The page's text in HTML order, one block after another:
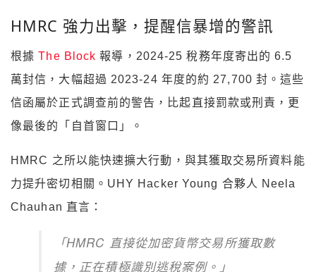
HMRC 強力出擊，提醒信暴增的警訊
根據The Block 報導，2024-25 稅務年度寄出的 6.5
萬封信，大幅超過 2023-24 年度的約 27,700 封。這些
信函屬於正式調查前的警告，比起直接罰款或刑責，更
像最後的「自首窗口」。
HMRC 之所以能快速擴大行動，與其獲取交易所資料能
力提升密切相關。UHY Hacker Young 合夥人 Neela
Chauhan 直言：
「HMRC 直接從加密貨幣交易所獲取數
據，正在積極識別逃稅案例。」